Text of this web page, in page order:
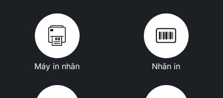
Máy in nhãn Nhãn in